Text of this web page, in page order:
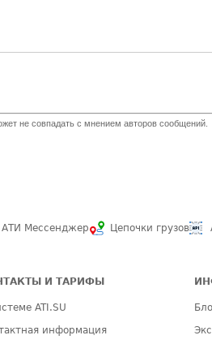
не совпадать с мнением авторов сообщений.
АТИ Мессенджер Цепочки грузов
И ТАРИФЫ
ATI.SU
информация